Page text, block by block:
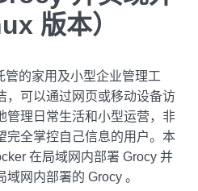
版本）
的家用及小型企业管理工
，可以通过网页或移动设备访
管理日常生活和小型运营，非
完全掌控自己信息的用户。本
在局域网内部署 Grocy 并
网内部署的 Grocy 。